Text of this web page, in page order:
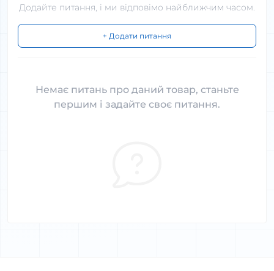
Додайте питання, і ми відповімо найближчим часом.
+ Додати питання
Немає питань про даний товар, станьте
першим і задайте своє питання.